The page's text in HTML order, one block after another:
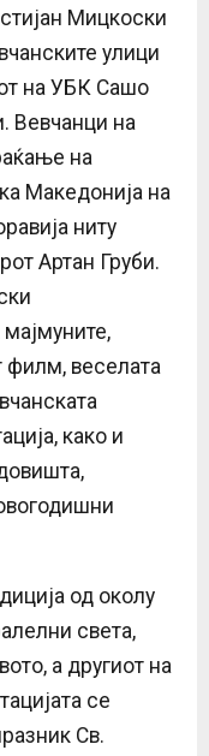
Мицкоски
улици
на УБК Сашо
Вевчанци на
на
Македонија на
ниту
Артан Груби.
веселата
како и
од околу
света,
а другиот на
се
Св.